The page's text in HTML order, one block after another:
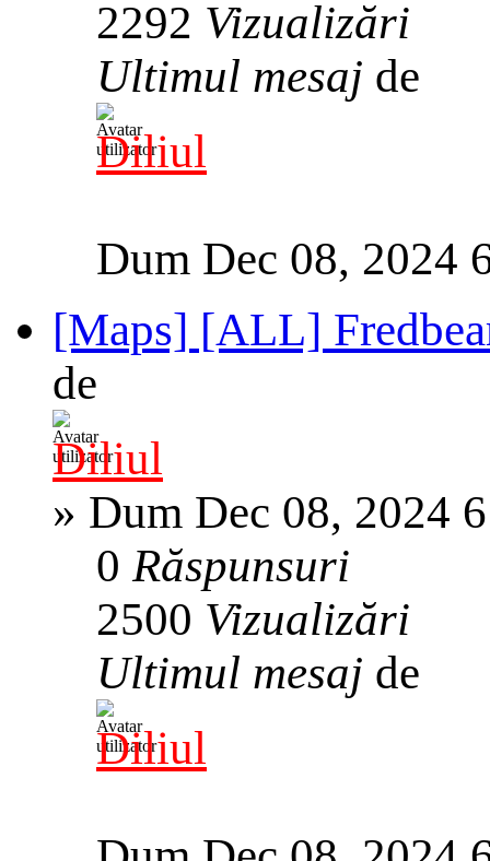
2292 Vizualizări
Ultimul mesaj de
Diliul
Dum Dec 08, 2024
[Maps] [ALL]
de
Diliul
» Dum Dec 08, 2024
0Răspunsuri
2500 Vizualizări
Ultimul mesaj de
Diliul